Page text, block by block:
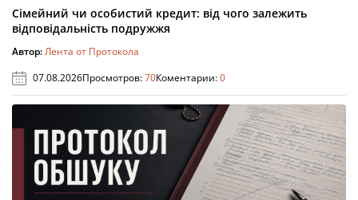
Сімейний чи особистий кредит: від чого залежить
відповідальність подружжя
Автор:Лента от Протокола
07.08.2026Просмотров:70Коментарии:0